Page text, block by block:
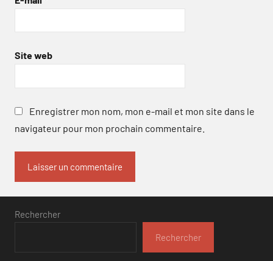
Site web
Enregistrer mon nom, mon e-mail et mon site dans le
navigateur pour mon prochain commentaire.
Rechercher
Rechercher